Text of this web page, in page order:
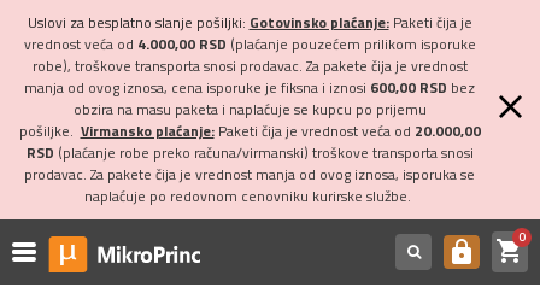
Uslovi za besplatno slanje pošiljki: Gotovinsko plaćanje:Paketi čija je
vrednost veća od 4.000,00 RSD (plaćanje pouzećem prilikom isporuke
robe), troškove transporta snosi prodavac. Za pakete čija je vrednost
manja od ovog iznosa, cena isporuke je fiksna i iznosi 600,00 RSD bez
obzira na masu paketa i naplaćuje se kupcu po prijemu
pošiljke. Virmansko plaćanje:Paketi čija je vrednost veća od 20.000,00
RSD (plaćanje robe preko računa/virmanski) troškove transporta snosi
prodavac. Za pakete čija je vrednost manja od ovog iznosa, isporuka se
naplaćuje po redovnom cenovniku kurirske službe.
https shopping_cart0